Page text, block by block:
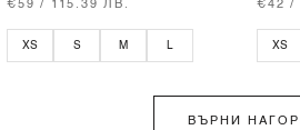
€59 / 115.39 ЛВ.
XS S M
€42 /
XS
ВЪРНИ